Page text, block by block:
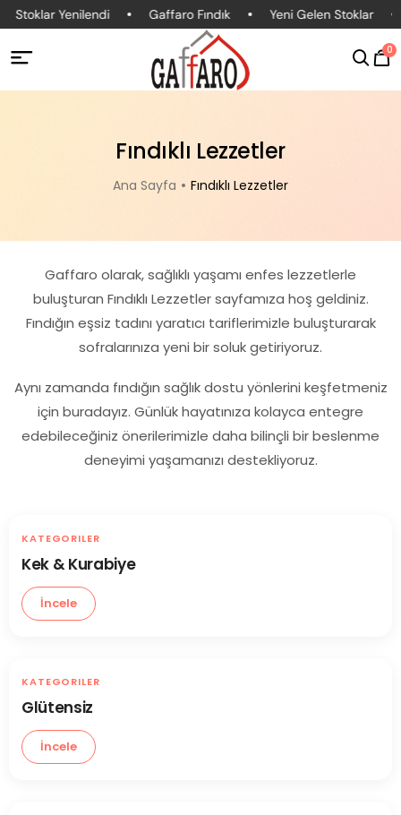
Stoklar Yenilendi Gaffaro Fındık Yeni Gelen Stoklar
0
Fındıklı Lezzetler
Ana Sayfa Fındıklı Lezzetler
Gaffaro olarak, sağlıklı yaşamı enfes lezzetlerle
buluşturan Fındıklı Lezzetler sayfamıza hoş geldiniz.
Fındığın eşsiz tadını yaratıcı tariflerimizle buluşturarak
sofralarınıza yeni bir soluk getiriyoruz.
Aynı zamanda fındığın sağlık dostu yönlerini keşfetmeniz
için buradayız. Günlük hayatınıza kolayca entegre
edebileceğiniz önerilerimizle daha bilinçli bir beslenme
deneyimi yaşamanızı destekliyoruz.
KATEGORILER
Kek & Kurabiye
İncele
KATEGORILER
Glütensiz
İncele